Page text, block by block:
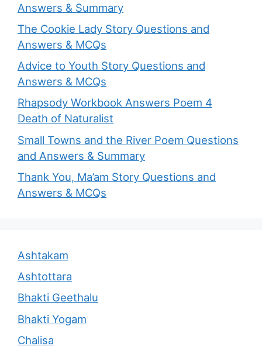
Answers & Summary
The Cookie Lady Story Questions and
Answers & MCQs
Advice to Youth Story Questions and
Answers & MCQs
Rhapsody Workbook Answers Poem 4
Death of Naturalist
Small Towns and the River Poem Questions
and Answers & Summary
Thank You, Ma’am Story Questions and
Answers & MCQs
Ashtakam
Ashtottara
Bhakti Geethalu
Bhakti Yogam
Chalisa